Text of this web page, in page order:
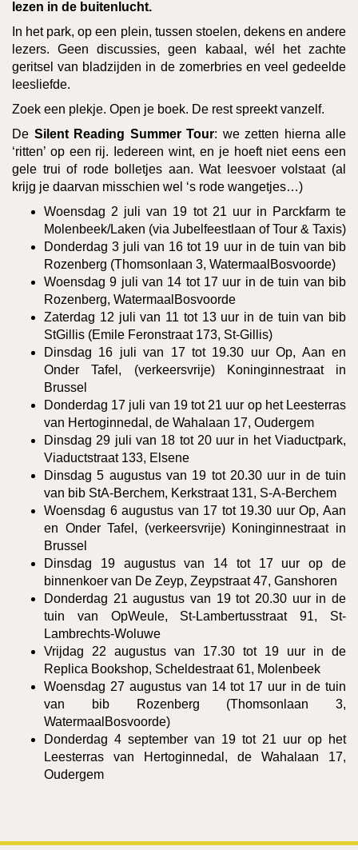
lezen in de buitenlucht.
In het park, op een plein, tussen stoelen, dekens en andere
lezers. Geen discussies, geen kabaal, wél het zachte
geritsel van bladzijden in de zomerbries en veel gedeelde
leesliefde.
Zoek een plekje. Open je boek. De rest spreekt vanzelf.
De Silent Reading Summer Tour: we zetten hierna alle
‘ritten’ op een rij. Iedereen wint, en je hoeft niet eens een
gele trui of rode bolletjes aan. Wat leesvoer volstaat (al
krijg je daarvan misschien wel ‘s rode wangetjes…)
Woensdag 2 juli van 19 tot 21 uur in Parckfarm te
Molenbeek/Laken (via Jubelfeestlaan of Tour & Taxis)
Donderdag 3 juli van 16 tot 19 uur in de tuin van bib
Rozenberg (Thomsonlaan 3, WatermaalBosvoorde)
Woensdag 9 juli van 14 tot 17 uur in de tuin van bib
Rozenberg, WatermaalBosvoorde
Zaterdag 12 juli van 11 tot 13 uur in de tuin van bib
StGillis (Emile Feronstraat 173, St-Gillis)
Dinsdag 16 juli van 17 tot 19.30 uur Op, Aan en
Onder Tafel, (verkeersvrije) Koninginnestraat in
Brussel
Donderdag 17 juli van 19 tot 21 uur op het Leesterras
van Hertoginnedal, de Wahalaan 17, Oudergem
Dinsdag 29 juli van 18 tot 20 uur in het Viaductpark,
Viaductstraat 133, Elsene
Dinsdag 5 augustus van 19 tot 20.30 uur in de tuin
van bib StA-Berchem, Kerkstraat 131, S-A-Berchem
Woensdag 6 augustus van 17 tot 19.30 uur Op, Aan
en Onder Tafel, (verkeersvrije) Koninginnestraat in
Brussel
Dinsdag 19 augustus van 14 tot 17 uur op de
binnenkoer van De Zeyp, Zeypstraat 47, Ganshoren
Donderdag 21 augustus van 19 tot 20.30 uur in de
tuin van OpWeule, St-Lambertusstraat 91, St-
Lambrechts-Woluwe
Vrijdag 22 augustus van 17.30 tot 19 uur in de
Replica Bookshop, Scheldestraat 61, Molenbeek
Woensdag 27 augustus van 14 tot 17 uur in de tuin
van bib Rozenberg (Thomsonlaan 3,
WatermaalBosvoorde)
Donderdag 4 september van 19 tot 21 uur op het
Leesterras van Hertoginnedal, de Wahalaan 17,
Oudergem